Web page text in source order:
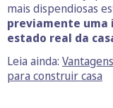
mais dispendiosas
previamente uma
estado real da
Leia ainda:
para construir casa